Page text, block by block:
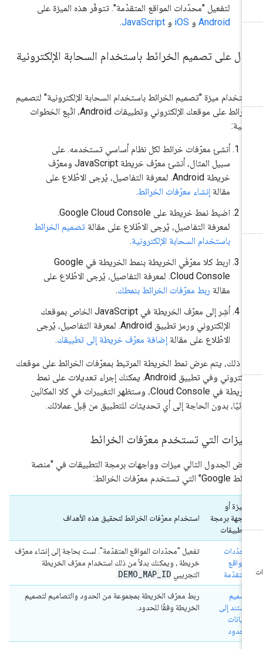
لتفعيل "محدّدات المواقع المتقدّمة". تتوفّر هذه الميزة على
AndroidوiOS وJavaScript
.
على تصميم الخرائط باستخدام السحابة الإلكترونية
ميزة "تصميم الخرائط باستخدام السحابة الإلكترونية" لتصميم
الخرائط على موقعك الإلكتروني وتطبيقات Android، اتّبِع الخطوات
أنشئ معرّفات خرائط لكل نظام أساسي تستخدمه. على
سبيل المثال، أنشئ معرّف خريطة JavaScript ومعرّف
خريطة Android. لمعرفة التفاصيل، يُرجى الاطّلاع على
مقالةإنشاء معرّفات الخرائط.
اضبط نمط خريطة على Google Cloud Console.
لمعرفة التفاصيل، يُرجى الاطّلاع على مقالةتصميم الخرائط
باستخدام السحابة الإلكترونية.
اربط كلا معرّفَي الخريطة بنمط الخريطة في Google
Cloud Console. لمعرفة التفاصيل، يُرجى الاطّلاع على
مقالةربط معرّفات الخرائط بنمطك.
أشِر إلى معرّف الخريطة في JavaScript الخاص بموقعك
الإلكتروني ورمز تطبيق Android. لمعرفة التفاصيل، يُرجى
الاطّلاع على مقالةإضافة معرّف خريطة إلى تطبيقك.
ذلك، يتم عرض نمط الخريطة المرتبط بمعرّفات الخرائط على موقعك
الإلكتروني وفي تطبيق Android. يمكنك إجراء تعديلات على نمط
الخريطة في Cloud Console، وستظهر التغييرات في كلا المكانَين
بدون الحاجة إلى أي تحديثات للتطبيق من قِبل عملائك.
التي تستخدم معرّفات الخرائط
الجدول التالي ميزات وواجهات برمجة التطبيقات في "منصة
الميزة أو
واجهة برمجة
التطبيقات
استخدام معرّفات الخرائط لتحقيق هذه الأهداف
محدّدات
المتقدّمة
تفعيل "محدّدات المواقع المتقدّمة". لست بحاجة إلى إنشاء معرّف
خريطة ، ويمكنك بدلاً من ذلك استخدام معرّف الخريطة
التجريبي
DEMO_ MAP _ ID
.
مستند إلى
ربط معرّف الخريطة بمجموعة من الحدود والتصاميم لتصميم
الخريطة وفقًا للحدود.